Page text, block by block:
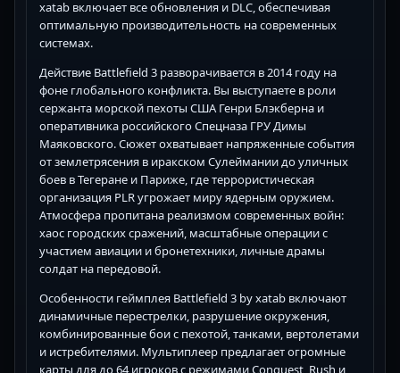
xatab включает все обновления и DLC, обеспечивая
оптимальную производительность на современных
системах.
Действие Battlefield 3 разворачивается в 2014 году на
фоне глобального конфликта. Вы выступаете в роли
сержанта морской пехоты США Генри Блэкберна и
оперативника российского Спецназа ГРУ Димы
Маяковского. Сюжет охватывает напряженные события
от землетрясения в иракском Сулеймании до уличных
боев в Тегеране и Париже, где террористическая
организация PLR угрожает миру ядерным оружием.
Атмосфера пропитана реализмом современных войн:
хаос городских сражений, масштабные операции с
участием авиации и бронетехники, личные драмы
солдат на передовой.
Особенности геймплея Battlefield 3 by xatab включают
динамичные перестрелки, разрушение окружения,
комбинированные бои с пехотой, танками, вертолетами
и истребителями. Мультиплеер предлагает огромные
карты для до 64 игроков с режимами Conquest, Rush и